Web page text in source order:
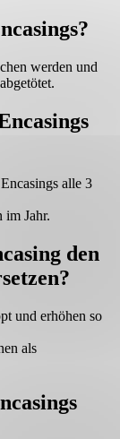
werden und
alle 3
im Jahr.
den
und erhöhen so
als